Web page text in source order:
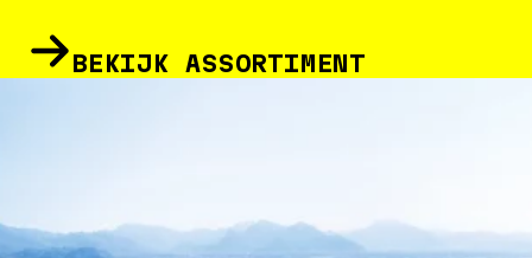
BEKIJK ASSORTIMENT